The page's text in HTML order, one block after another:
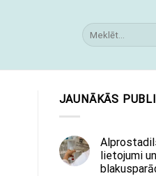
JAUNĀKĀS
lietojumi un